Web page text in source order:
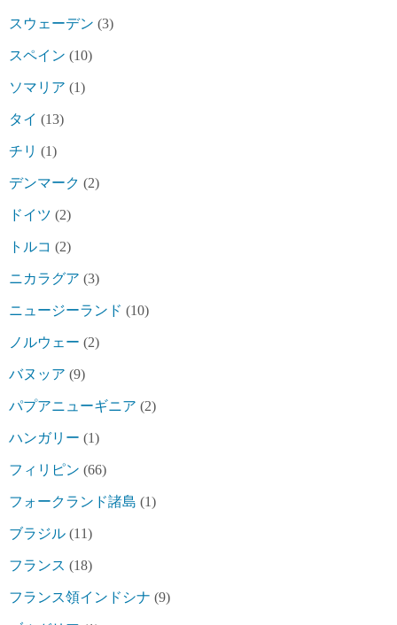
スウェーデン (3)
スペイン (10)
ソマリア (1)
タイ (13)
チリ (1)
デンマーク (2)
ドイツ (2)
トルコ (2)
ニカラグア (3)
ニュージーランド (10)
ノルウェー (2)
バヌッア (9)
パプアニューギニア (2)
ハンガリー (1)
フィリピン (66)
フォークランド諸島 (1)
ブラジル (11)
フランス (18)
フランス領インドシナ (9)